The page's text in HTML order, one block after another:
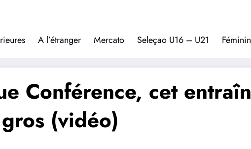
Trivela
L'actualité du
A l’étranger Mercato Seleçao U16 – U21
Conférence, cet
(vidéo)